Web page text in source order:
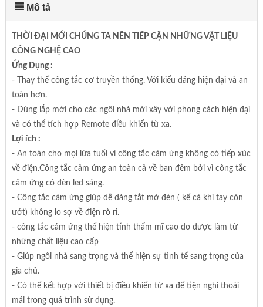
Mô tả
THỜI ĐẠI MỚI CHÚNG TA NÊN TIẾP CẬN NHỮNG VẬT LIỆU
CÔNG NGHỆ CAO
Ứng Dụng :
- Thay thế công tắc cơ truyền thống. Với kiểu dáng hiện đại và an
toàn hơn.
- Dùng lắp mới cho các ngôi nhà mới xây với phong cách hiện đại
và có thể tích hợp Remote điều khiển từ xa.
Lợi ích :
- An toàn cho mọi lứa tuổi vì công tắc cảm ứng không có tiếp xúc
về điện.Công tắc cảm ứng an toàn cả về ban đêm bởi vì công tắc
cảm ứng có đèn led sáng.
- Công tắc cảm ứng giúp dễ dàng tắt mở đèn ( kể cả khi tay còn
ướt) không lo sợ về điện rò rỉ.
- công tắc cảm ứng thể hiện tính thẩm mĩ cao do được làm từ
những chất liệu cao cấp
- Giúp ngôi nhà sang trọng và thể hiện sự tinh tế sang trọng của
gia chủ.
- Có thể kết hợp với thiết bị điều khiển từ xa để tiện nghi thoải
mái trong quá trình sử dụng.